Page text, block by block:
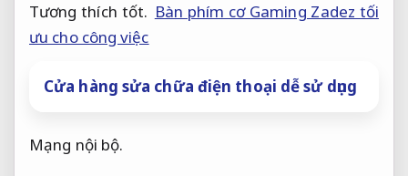
Tương thích tốt. Bàn phím cơ Gaming Zadez tối
ưu cho công việc
Cửa hàng sửa chữa điện thoại dễ sử dụng
Mạng nội bộ.